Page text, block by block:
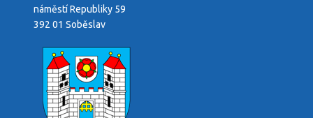
náměstí Republiky 59
392 01 Soběslav